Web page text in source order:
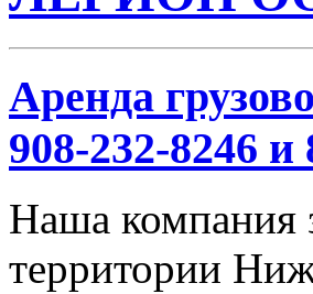
Аренда
908-232-8246 и
Наша компания
территории